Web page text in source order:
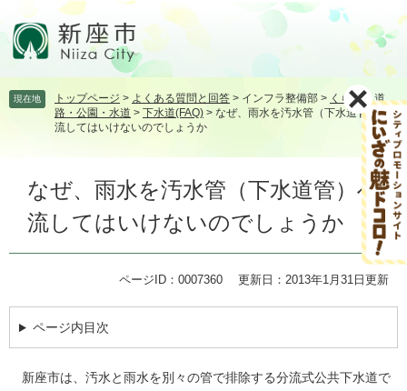
頭飛 現在地 トップページ > よくある質問と回答 > インフラ整備部 > くらし>道
路・公園・水道 > 下水道(FAQ) > なぜ、雨水を汚水管（下水道管）へ
流してはいけないのでしょうか
なぜ、雨水を汚水管（下水道管）へ
流してはいけないのでしょうか
ページID：0007360 更新日：2013年1月31日更新
ページ内目次
新座市は、汚水と雨水を別々の管で排除する分流式公共下水道で